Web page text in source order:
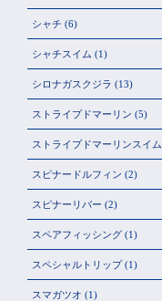
シャチ (6)
シャチスイム (1)
シロナガスクジラ (13)
ストライプドマーリン (5)
ストライプドマーリンスイム
スピナードルフィン (2)
スピナーリバー (2)
スペアフィッシング (1)
スペシャルトリップ(1)
スマガツオ (1)